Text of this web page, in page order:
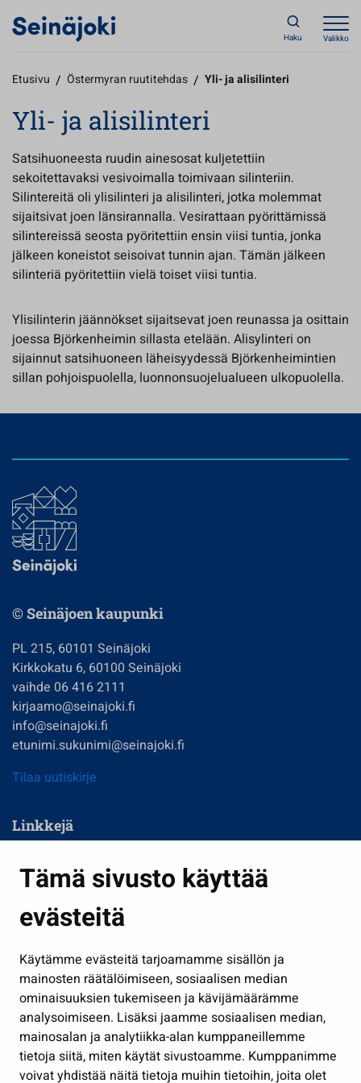
Tämä sivusto käyttää
evästeitä
Käytämme evästeitä tarjoamamme sisällön ja
mainosten räätälöimiseen, sosiaalisen median
ominaisuuksien tukemiseen ja kävijämäärämme
analysoimiseen. Lisäksi jaamme sosiaalisen median,
mainosalan ja analytiikka-alan kumppaneillemme
tietoja siitä, miten käytät sivustoamme. Kumppanimme
voivat yhdistää näitä tietoja muihin tietoihin, joita olet
Haku Valikko
Etusivu / Östermyran ruutitehdas / Yli- ja alisilinteri
Yli- ja alisilinteri
Satsihuoneesta ruudin ainesosat kuljetettiin
sekoitettavaksi vesivoimalla toimivaan silinteriin.
Silintereitä oli ylisilinteri ja alisilinteri, jotka molemmat
sijaitsivat joen länsirannalla. Vesirattaan pyörittämissä
silintereissä seosta pyöritettiin ensin viisi tuntia, jonka
jälkeen koneistot seisoivat tunnin ajan. Tämän jälkeen
silinteriä pyöritettiin vielä toiset viisi tuntia.
Ylisilinterin jäännökset sijaitsevat joen reunassa ja osittain
joessa Björkenheimin sillasta etelään. Alisylinteri on
sijainnut satsihuoneen läheisyydessä Björkenheimintien
sillan pohjoispuolella, luonnonsuojelualueen ulkopuolella.
© Seinäjoen kaupunki
PL 215, 60101 Seinäjoki
Kirkkokatu 6, 60100 Seinäjoki
vaihde 06 416 2111
kirjaamo@seinajoki.fi
info@seinajoki.fi
etunimi.sukunimi@seinajoki.fi
Tilaa uutiskirje
Linkkejä
Kasvatus ja opetus
Kulttuuri ja liikunta
Työ ja yrittäminen
Osallistu ja asioi
Näytä omat evästeasetukseni
Seuraa meitä